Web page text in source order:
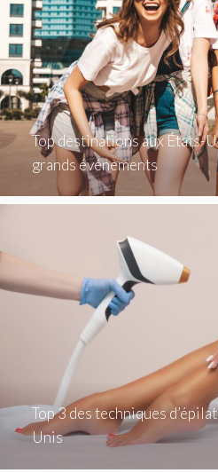
Top destinations aux États-
grands événements
Top 3 des techniques
Unis